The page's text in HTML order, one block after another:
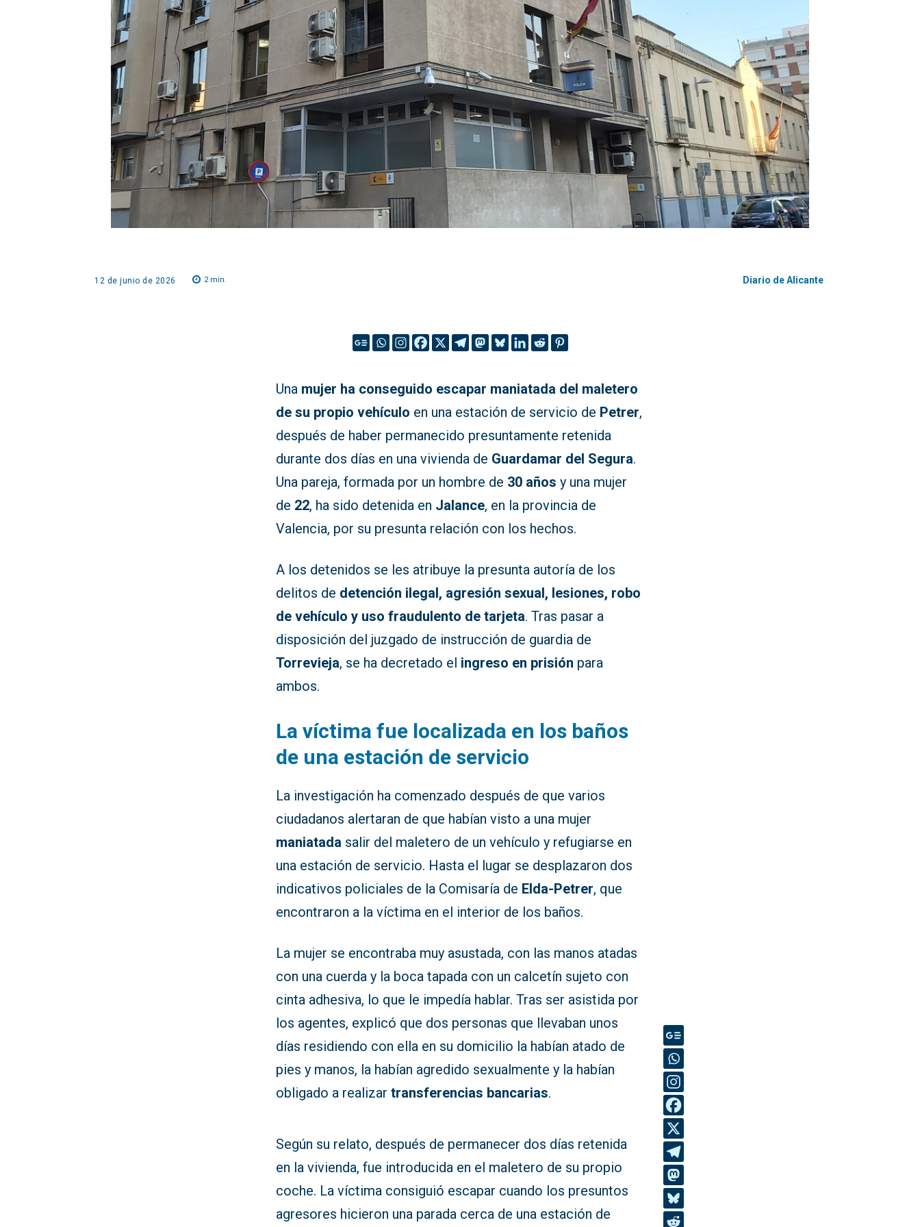
12 de junio de 2026 2min. Diario de Alicante
Una mujer ha conseguido escapar maniatada del maletero
de su propio vehículo en una estación de servicio de Petrer,
después de haber permanecido presuntamente retenida
durante dos días en una vivienda de Guardamar del Segura.
Una pareja, formada por un hombre de 30 años y una mujer
de 22, ha sido detenida en Jalance, en la provincia de
Valencia, por su presunta relación con los hechos.
A los detenidos se les atribuye la presunta autoría de los
delitos de detención ilegal, agresión sexual, lesiones, robo
de vehículo y uso fraudulento de tarjeta. Tras pasar a
disposición del juzgado de instrucción de guardia de
Torrevieja, se ha decretado el ingreso en prisión para
ambos.
La víctima fue localizada en los baños
de una estación de servicio
La investigación ha comenzado después de que varios
ciudadanos alertaran de que habían visto a una mujer
maniatada salir del maletero de un vehículo y refugiarse en
una estación de servicio. Hasta el lugar se desplazaron dos
indicativos policiales de la Comisaría de Elda-Petrer, que
encontraron a la víctima en el interior de los baños.
La mujer se encontraba muy asustada, con las manos atadas
con una cuerda y la boca tapada con un calcetín sujeto con
cinta adhesiva, lo que le impedía hablar. Tras ser asistida por
los agentes, explicó que dos personas que llevaban unos
días residiendo con ella en su domicilio la habían atado de
pies y manos, la habían agredido sexualmente y la habían
obligado a realizartransferencias bancarias.
Según su relato, después de permanecer dos días retenida
en la vivienda, fue introducida en el maletero de su propio
coche. La víctima consiguió escapar cuando los presuntos
agresores hicieron una parada cerca de una estación de